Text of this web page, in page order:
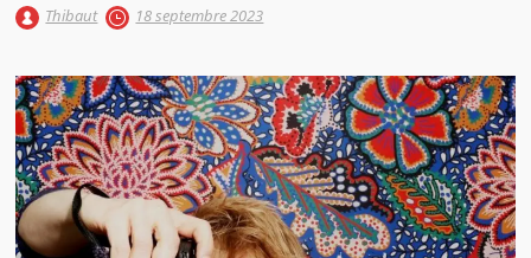
Thibaut 18 septembre 2023